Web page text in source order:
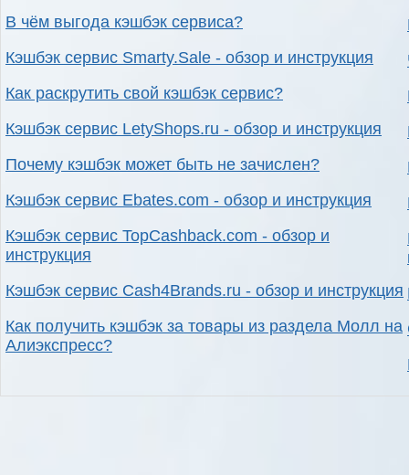
В чём выгода кэшбэк сервиса?
Кэшбэк сервис Smarty.Sale - обзор и инструкция
Как раскрутить свой кэшбэк сервис?
Кэшбэк сервис LetyShops.ru - обзор и инструкция
Почему кэшбэк может быть не зачислен?
Кэшбэк сервис Ebates.com - обзор и инструкция
Кэшбэк сервис TopCashback.com - обзор и
инструкция
Кэшбэк сервис Cash4Brands.ru - обзор и инструкция
Как получить кэшбэк за товары из раздела Молл на
Алиэкспресс?